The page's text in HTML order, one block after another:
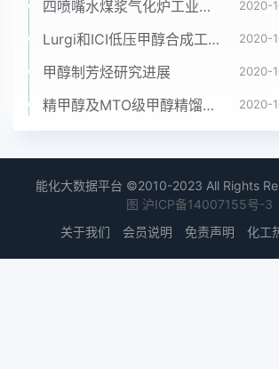
1)36.16丙烷产品采出605E1塔塔釜进料
度℃605E2塔顶压力/MPa进料压力/
塔压差/MPa0.084605El塔顶压力/
分数,%进料板位置605E1塔第38板丙
量分数,%丙烯产品采出605E2塔第11板
结果项目计算值实际值计算值值
℃43.0605F2塔釜温度/℃605E塔釜
品流量/(t·h-1)31.30循环丙烷采出量/
凝气流量/(t·h-1)605E1回流量/(t·h-
四喷嘴水煤浆气化炉工业应用情况简介 2020-
Lurgi和ICI低压甲醇合成工艺比较 2020-
甲醇制芳烃研究进展 2020-
精甲醇及MTO级甲醇精馏工艺技术进展 2020-
能化大数据平台 ©2010-2023 All Rights
图 沪ICP备14007155号-3
关于我们
会员说明 免责声明 化工